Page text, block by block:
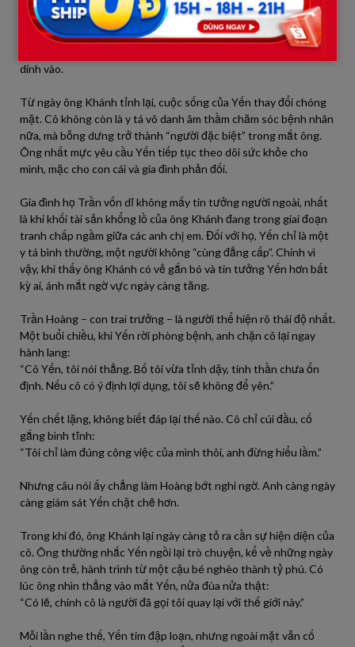
Câu chuyện đời thường tưởng như bình lặng của một y tá, từ
đây chính thức bước vào vùng xoáy phức tạp: tình cảm, bí mật,
và cả thế giới xa hoa quyền lực mà cô chưa bao giờ nghĩ mình sẽ
dính vào.
Từ ngày ông Khánh tỉnh lại, cuộc sống của Yến thay đổi chóng
mặt. Cô không còn là y tá vô danh âm thầm chăm sóc bệnh nhân
nữa, mà bỗng dưng trở thành “người đặc biệt” trong mắt ông.
Ông nhất mực yêu cầu Yến tiếp tục theo dõi sức khỏe cho
mình, mặc cho con cái và gia đình phản đối.
Gia đình họ Trần vốn dĩ không mấy tin tưởng người ngoài, nhất
là khi khối tài sản khổng lồ của ông Khánh đang trong giai đoạn
tranh chấp ngầm giữa các anh chị em. Đối với họ, Yến chỉ là một
y tá bình thường, một người không “cùng đẳng cấp”. Chính vì
vậy, khi thấy ông Khánh có vẻ gắn bó và tin tưởng Yến hơn bất
kỳ ai, ánh mắt ngờ vực ngày càng tăng.
Trần Hoàng – con trai trưởng – là người thể hiện rõ thái độ nhất.
Một buổi chiều, khi Yến rời phòng bệnh, anh chặn cô lại ngay
hành lang:
“Cô Yến, tôi nói thẳng. Bố tôi vừa tỉnh dậy, tinh thần chưa ổn
định. Nếu cô có ý định lợi dụng, tôi sẽ không để yên.”
Yến chết lặng, không biết đáp lại thế nào. Cô chỉ cúi đầu, cố
gắng bình tĩnh:
“Tôi chỉ làm đúng công việc của mình thôi, anh đừng hiểu lầm.”
Nhưng câu nói ấy chẳng làm Hoàng bớt nghi ngờ. Anh càng ngày
càng giám sát Yến chặt chẽ hơn.
Trong khi đó, ông Khánh lại ngày càng tỏ ra cần sự hiện diện của
cô. Ông thường nhắc Yến ngồi lại trò chuyện, kể về những ngày
ông còn trẻ, hành trình từ một cậu bé nghèo thành tỷ phú. Có
lúc ông nhìn thẳng vào mắt Yến, nửa đùa nửa thật:
“Có lẽ, chính cô là người đã gọi tôi quay lại với thế giới này.”
Mỗi lần nghe thế, Yến tim đập loạn, nhưng ngoài mặt vẫn cố